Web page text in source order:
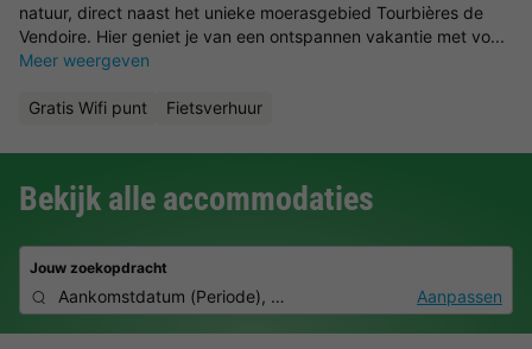
natuur, direct naast het unieke moerasgebied Tourbières de
Vendoire. Hier geniet je van een ontspannen vakantie met vo...
Meer weergeven
Gratis Wifi punt Fietsverhuur
Bekijk alle accommodaties
Jouw zoekopdracht
Aankomstdatum (Periode), 2 personen, 0 huisdierAanpassen